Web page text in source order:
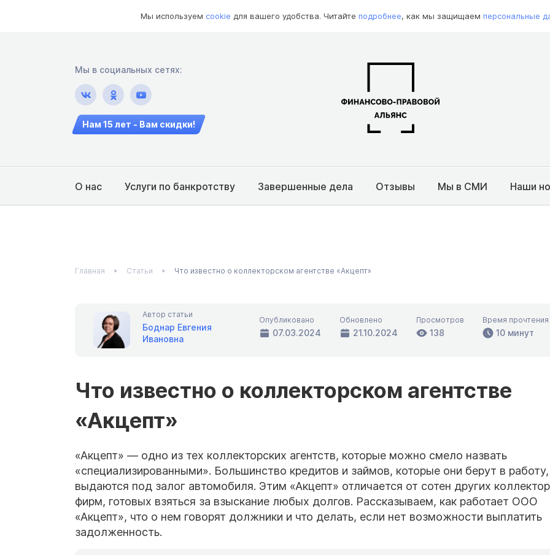
Мы используем cookie для вашего удобства. Читайте подробнее, как мы защищаем персональные
Мы в социальных сетях:
Нам 15 лет - Вам скидки!
О нас Услуги по банкротству Завершенные дела Отзывы Мы в СМИ Наши
Главная Статьи Что известно о коллекторском агентстве «Акцепт»
Автор статьи
Боднар Евгения
Ивановна
Опубликовано
07.03.2024
Обновлено
21.10.2024
Просмотров
138
Время прочтения
10 минут
Что известно о коллекторском агентстве
«Акцепт»
«Акцепт» — одно из тех коллекторских агентств, которые можно смело назвать
«специализированными». Большинство кредитов и займов, которые они берут в работу,
выдаются под залог автомобиля. Этим «Акцепт» отличается от сотен других
фирм, готовых взяться за взыскание любых долгов. Рассказываем, как работает ООО
«Акцепт», что о нем говорят должники и что делать, если нет возможности выплатить
задолженность.